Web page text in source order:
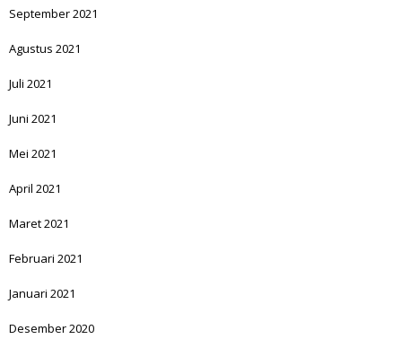
September 2021
Agustus 2021
Juli 2021
Juni 2021
Mei 2021
April 2021
Maret 2021
Februari 2021
Januari 2021
Desember 2020